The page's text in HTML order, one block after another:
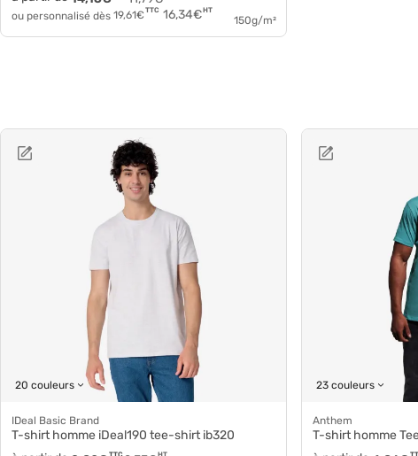
ou personnalisé dès 19,61€ TTC 16,34€HT
150g/m²
20 couleurs
iDeal Basic Brand
T-shirt homme iDeal190 tee-shirt ib320
23 couleurs
Anthem
T-shirt homme